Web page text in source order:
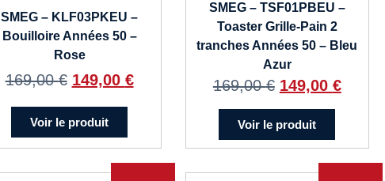
SMEG – KLF03PKEU –
Bouilloire Années 50 –
Rose
169,00€ 149,00 €
Voir le produit
SMEG – TSF01PBEU –
Toaster Grille-Pain 2
tranches Années 50 – Bleu
Azur
169,00€ 149,00 €
Voir le produit